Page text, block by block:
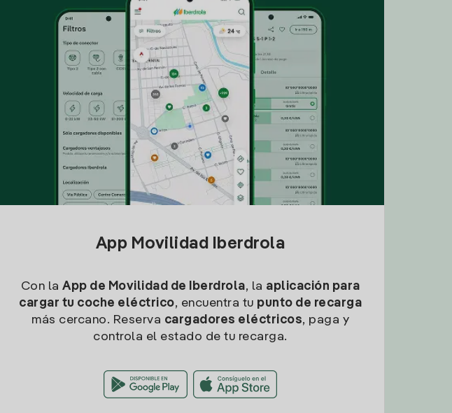
App Movilidad Iberdrola
Con la App de Movilidad de Iberdrola, la aplicación para
cargar tu coche eléctrico, encuentra tu punto de recarga
más cercano. Reserva cargadores eléctricos, paga y
controla el estado de tu recarga.